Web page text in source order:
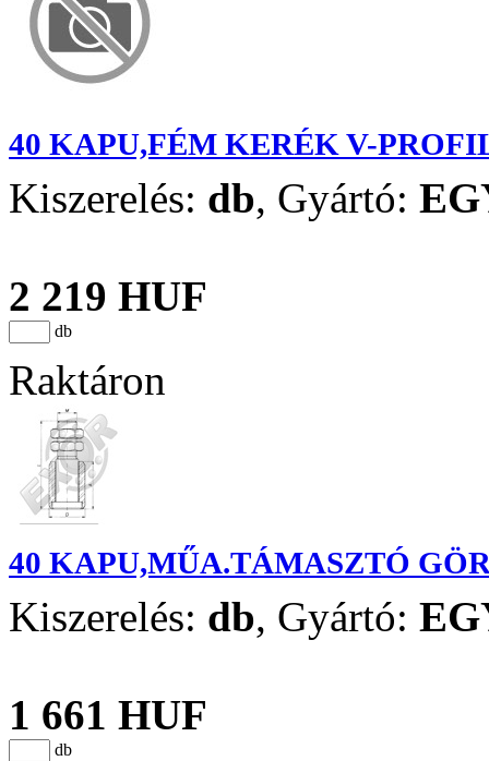
40 KAPU,FÉM KERÉK V-
Kiszerelés: db, Gyártó:
2 219 HUF
db
Raktáron
40 KAPU,MŰA.TÁMASZTÓ
Kiszerelés: db, Gyártó:
1 661 HUF
db